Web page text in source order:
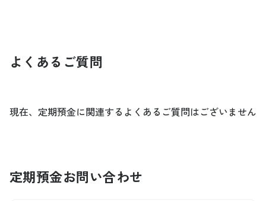
よくあるご質問
現在、定期預金に関連するよくあるご質問はございません
定期預金お問い合わせ